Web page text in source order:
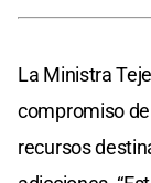
La Ministra
compromiso
recursos